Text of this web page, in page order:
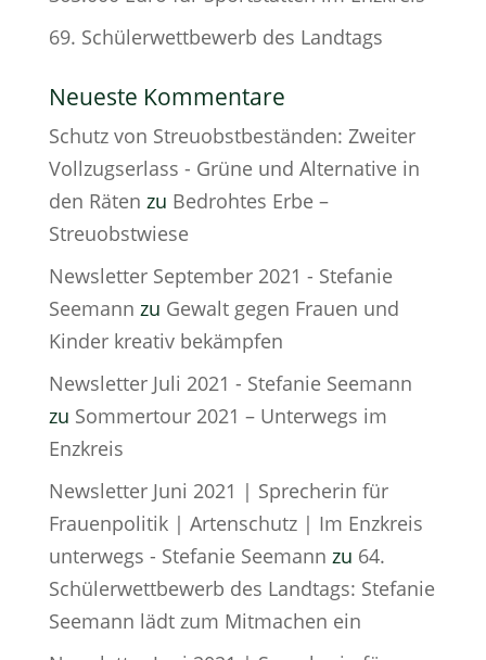
69. Schülerwettbewerb des Landtags
Neueste Kommentare
Schutz von Streuobstbeständen: Zweiter
Vollzugserlass - Grüne und Alternative in
den Räten zu Bedrohtes Erbe –
Streuobstwiese
Newsletter September 2021 - Stefanie
Seemann zu Gewalt gegen Frauen und
Kinder kreativ bekämpfen
Newsletter Juli 2021 - Stefanie Seemann
zu Sommertour 2021 – Unterwegs im
Enzkreis
Newsletter Juni 2021 | Sprecherin für
Frauenpolitik | Artenschutz | Im Enzkreis
unterwegs - Stefanie Seemann zu 64.
Schülerwettbewerb des Landtags: Stefanie
Seemann lädt zum Mitmachen ein